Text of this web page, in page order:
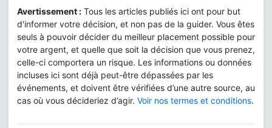
Avertissement : Tous les articles publiés ici ont pour but
d'informer votre décision, et non pas de la guider. Vous êtes
seuls à pouvoir décider du meilleur placement possible pour
votre argent, et quelle que soit la décision que vous prenez,
celle-ci comportera un risque. Les informations ou données
incluses ici sont déjà peut-être dépassées par les
événements, et doivent être vérifiées d’une autre source, au
cas où vous décideriez d’agir. Voir nos termes et conditions.